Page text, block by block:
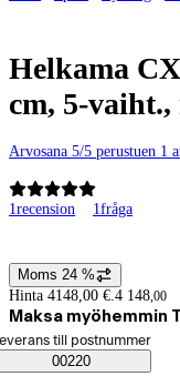
Helkama
cm, 5-vaiht.,
Arvosana 5/5 perustuen 1
1recension 1fråga
Prisinformation
Moms 24 %
Hinta 4148,00 €. 4 148,00
Maksa myöhemmin
Saatavuustiedot
beställningssätt
till postnummer
00220